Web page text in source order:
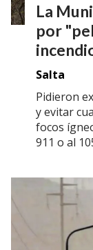
La
por
Salta
Pidieron
y evitar
focos
911 o al